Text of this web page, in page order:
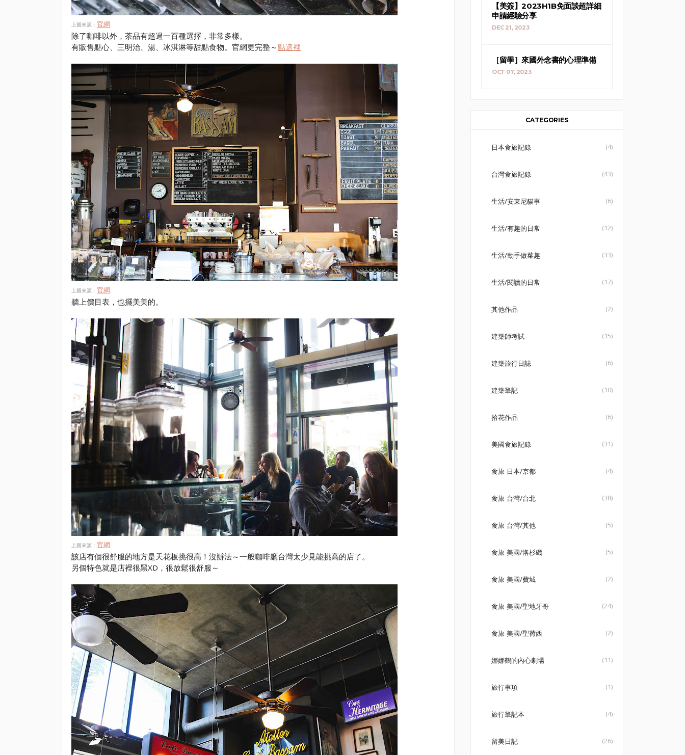
上圖來源： 官網
除了咖啡以外，茶品有超過一百種選擇，非常多樣。
有販售點心、三明治、湯、冰淇淋等甜點食物。官網更完整～點這裡
上圖來源： 官網
牆上價目表，也擺美美的。
上圖來源： 官網
該店有個很舒服的地方是天花板挑很高！沒辦法～一般咖啡廳台灣太少見能挑高的店了。
另個特色就是店裡很黑XD，很放鬆很舒服～
【美簽】2023H1B免面談超詳細
申請經驗分享
DEC 21, 2023
［留學］來國外念書的心理準備
OCT 07, 2023
CATEGORIES
日本食旅記錄 (4)
台灣食旅記錄 (43)
生活/安東尼貓事 (6)
生活/有趣的日常 (12)
生活/動手做菜趣 (33)
生活/閱讀的日常 (17)
其他作品 (2)
建築師考試 (15)
建築旅行日誌 (6)
建築筆記 (10)
拾花作品 (6)
美國食旅記錄 (31)
食旅-日本/京都 (4)
食旅-台灣/台北 (38)
食旅-台灣/其他 (5)
食旅-美國/洛杉磯 (5)
食旅-美國/費城 (2)
食旅-美國/聖地牙哥 (24)
食旅-美國/聖荷西 (2)
娜娜鶴的內心劇場 (11)
旅行事項 (1)
旅行筆記本 (4)
留美日記 (26)